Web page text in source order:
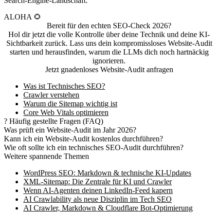
ALOHA 🌻
Bereit für den echten SEO-Check 2026?
Hol dir jetzt die volle Kontrolle über deine Technik und deine KI-
Sichtbarkeit zurück. Lass uns dein kompromissloses Website-Audit
starten und herausfinden, warum die LLMs dich noch hartnäckig
ignorieren.
Jetzt gnadenloses Website-Audit anfragen
Was ist Technisches SEO?
Crawler verstehen
Warum die Sitemap wichtig ist
Core Web Vitals optimieren
? Häufig gestellte Fragen (FAQ)
Was prüft ein Website-Audit im Jahr 2026?
Kann ich ein Website-Audit kostenlos durchführen?
Wie oft sollte ich ein technisches SEO-Audit durchführen?
Weitere spannende Themen
WordPress SEO: Markdown & technische KI-Updates
XML-Sitemap: Die Zentrale für KI und Crawler
Wenn AI-Agenten deinen LinkedIn-Feed kapern
AI Crawlability als neue Disziplin im Tech SEO
AI Crawler, Markdown & Cloudflare Bot-Optimierung